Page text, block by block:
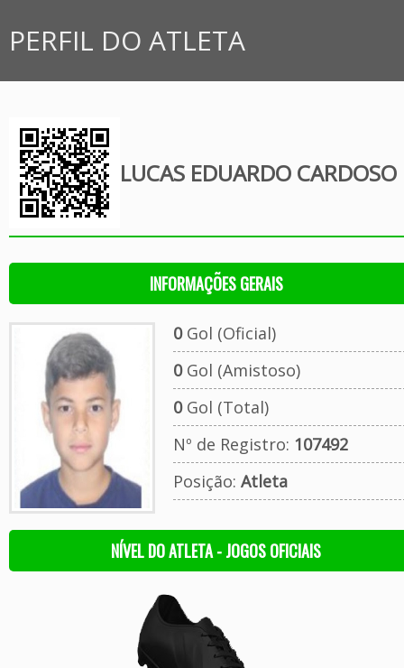
PERFIL DO ATLETA
LUCAS EDUARDO CARDOSO
INFORMAÇÕES GERAIS
0Gol (Oficial)
0Gol (Amistoso)
0Gol (Total)
Nº de Registro: 107492
Posição: Atleta
NÍVEL DO ATLETA - JOGOS OFICIAIS